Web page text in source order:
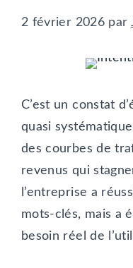
2 février 2026 par
C’est un constat
quasi
des courbes de
revenus qui
l’entreprise a
mots-clés, mais a
besoin réel de